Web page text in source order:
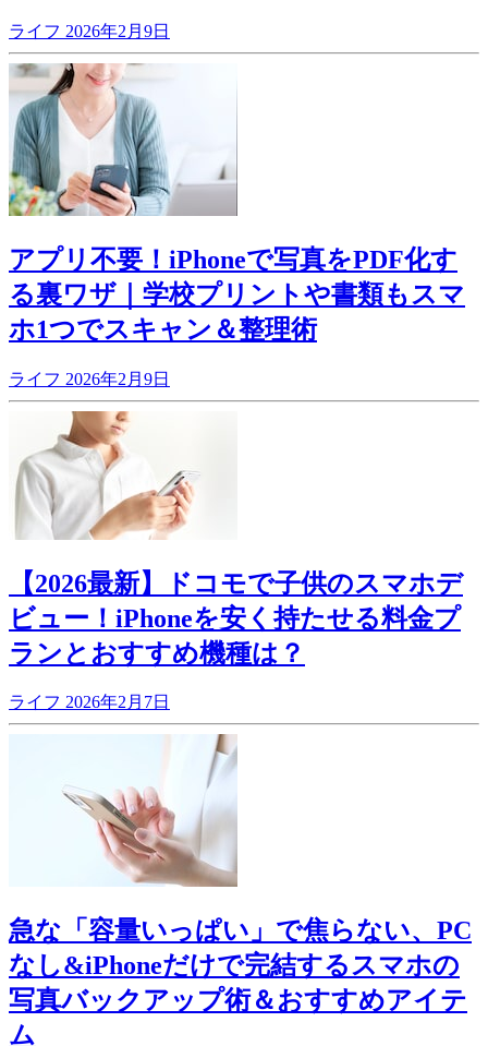
ライフ 2026年2月9日
アプリ不要！iPhoneで写真をPDF化す
る裏ワザ｜学校プリントや書類もスマ
ホ1つでスキャン＆整理術
ライフ 2026年2月9日
【2026最新】ドコモで子供のスマホデ
ビュー！iPhoneを安く持たせる料金プ
ランとおすすめ機種は？
ライフ 2026年2月7日
急な「容量いっぱい」で焦らない、PC
なし&iPhoneだけで完結するスマホの
写真バックアップ術＆おすすめアイテ
ム